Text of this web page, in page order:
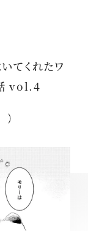
てくれたワ
話 vol.4